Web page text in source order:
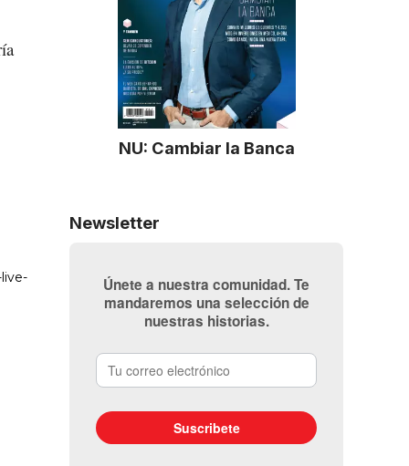
NU: Cambiar la Banca
Newsletter
Únete a nuestra comunidad. Te
mandaremos una selección de
nuestras historias.